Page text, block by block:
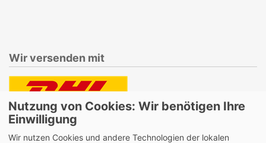
Wir versenden mit
Lieferung auch an Packstationen und Postfilialen
Samstagszustellung
Nutzung von Cookies: Wir benötigen Ihre
Einwilligung
Wir nutzen Cookies und andere Technologien der lokalen